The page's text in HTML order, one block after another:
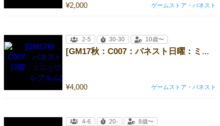
¥2,000 ゲームストア・バネスト
[GM17秋：C007：バネスト日曜：ミニッツレアルム]
¥4,000
2-5 30-30 10歳〜
ゲームストア・バネスト
4-6 20- 8歳〜